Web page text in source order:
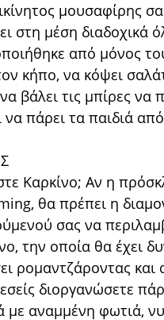
μουσαφίρης
στη μέση διαδοχικά
από μόνος
κήπο, να κόψει
βάλει τις μπίρες
να πάρει τα παιδιά
Καρκίνο; Αν η
θα πρέπει η
σας να
την οποία θα έχει
ρομαντζάροντας
διοργανώσετε
με αναμμένη φωτιά,